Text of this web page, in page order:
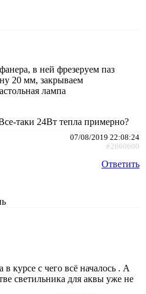
в ней фрезеруем паз
20 мм, закрываем
лампа
таки 24Вт тепла примерно?
07/08/2019 22:08:24
#2660600
Ответить
курсе с чего всё началось . А
светильника для аквы уже не